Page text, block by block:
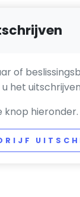
of
het
knop hieronder.